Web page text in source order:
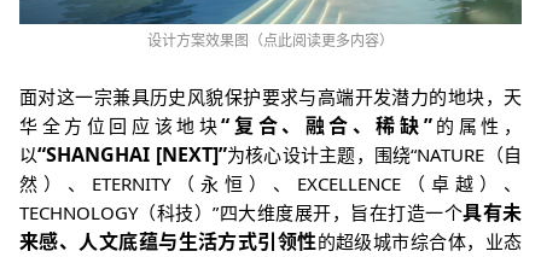
设计方案效果图 （点此阅读更多内容）
面对这一宗兼具历史风貌保护要求与高端开发潜力的地块，天
华全方位回应该地块“复合、融合、稀缺”的属性，
以“SHANGHAI [NEXT]”为核心设计主题，围绕“NATURE（自
然）、ETERNITY（永恒）、EXCELLENCE（卓越）、
TECHNOLOGY（科技）”四大维度展开，旨在打造一个具有未
来感、人文底蕴与生活方式引领性的超级城市综合体， 业态